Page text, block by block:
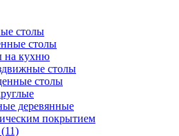
столы
столы
на кухню
столы
столы
деревянные
покрытием